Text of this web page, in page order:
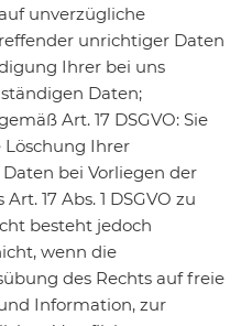
unverzügliche
unrichtiger Daten
Ihrer bei uns
Daten;
Art. 17 DSGVO: Sie
Löschung Ihrer
bei Vorliegen der
17 Abs. 1 DSGVO zu
besteht jedoch
wenn die
des Rechts auf freie
Information, zur